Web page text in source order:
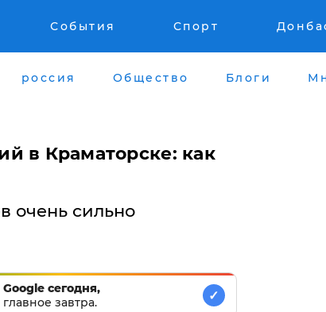
События Спорт
россия Общество Блоги
в Краматорске: как
очень сильно
сегодня,
завтра.
✓